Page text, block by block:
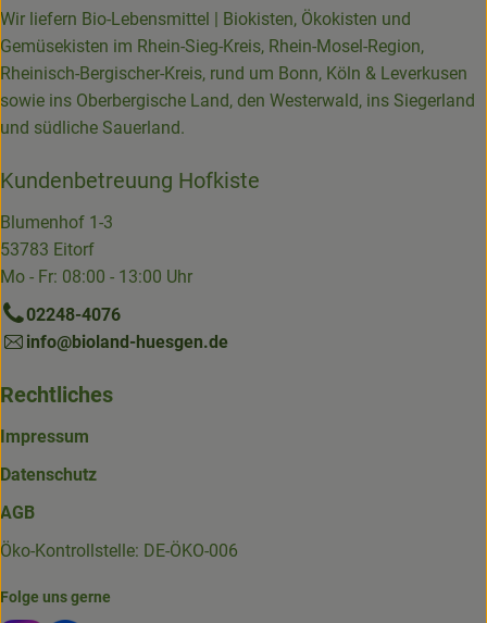
Wir liefern Bio-Lebensmittel | Biokisten, Ökokisten und
Gemüsekisten im Rhein-Sieg-Kreis, Rhein-Mosel-Region,
Rheinisch-Bergischer-Kreis, rund um Bonn, Köln & Leverkusen
sowie ins Oberbergische Land, den Westerwald, ins Siegerland
und südliche Sauerland.
Kundenbetreuung Hofkiste
Blumenhof 1-3
53783 Eitorf
Mo - Fr: 08:00 - 13:00 Uhr
02248-4076
info@bioland-huesgen.de
Rechtliches
Impressum
Datenschutz
AGB
Öko-Kontrollstelle: DE-ÖKO-006
Folge uns gerne